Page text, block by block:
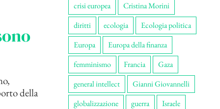
della
crisi europea
Cristina Morini
diritti
ecologia
Ecologia politica
Europa
Europa della finanza
femminismo
Francia
Gaza
general intellect
Gianni Giovannelli
globalizzazione
guerra
Israele